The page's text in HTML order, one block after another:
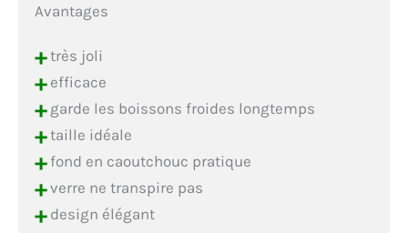
Avantages
+très joli
+efficace
+garde les boissons froides longtemps
+taille idéale
+fond en caoutchouc pratique
+verre ne transpire pas
+design élégant